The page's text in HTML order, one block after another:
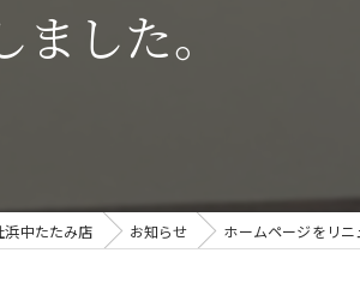
縁なし
した。
中たたみ店 お知らせ ホームページをリニ